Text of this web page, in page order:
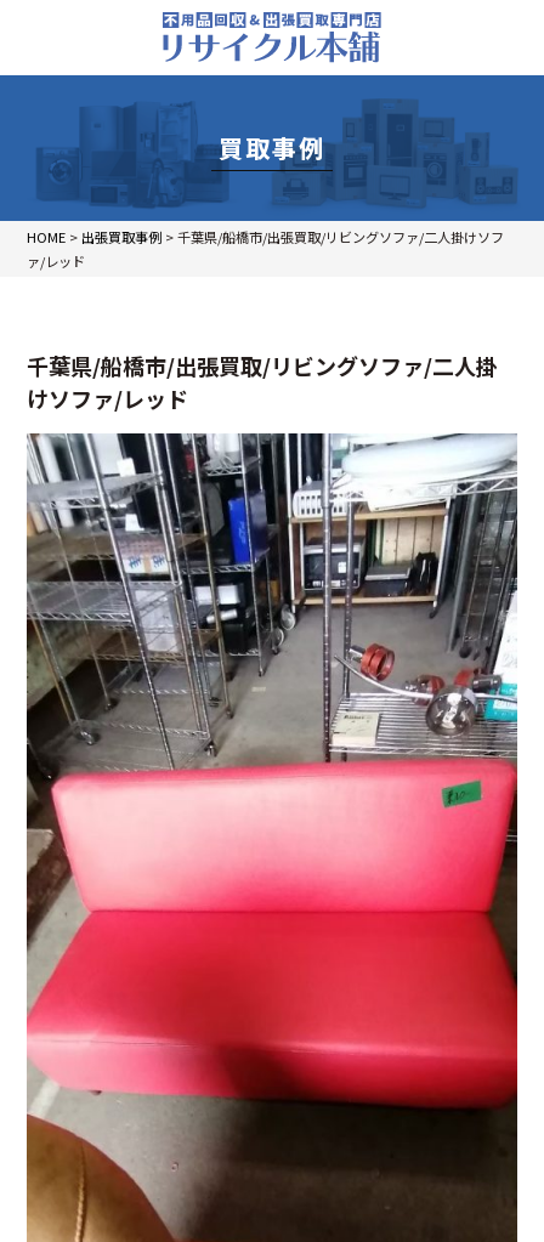
買取事例
HOME > 出張買取事例 >千葉県/船橋市/出張買取/リビングソファ/二人掛けソフ
ァ/レッド
千葉県/船橋市/出張買取/リビングソファ/二人掛
けソファ/レッド